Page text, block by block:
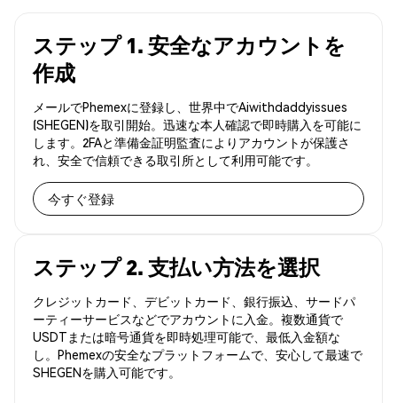
ステップ 1. 安全なアカウントを
作成
メールでPhemexに登録し、世界中でAiwithdaddyissues
(SHEGEN)を取引開始。迅速な本人確認で即時購入を可能に
します。2FAと準備金証明監査によりアカウントが保護さ
れ、安全で信頼できる取引所として利用可能です。
今すぐ登録
ステップ 2. 支払い方法を選択
クレジットカード、デビットカード、銀行振込、サードパ
ーティーサービスなどでアカウントに入金。複数通貨で
USDTまたは暗号通貨を即時処理可能で、最低入金額な
し。Phemexの安全なプラットフォームで、安心して最速で
SHEGENを購入可能です。